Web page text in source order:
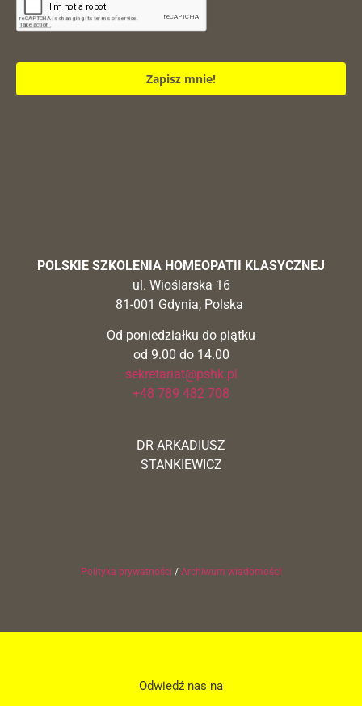
Zapisz mnie!
POLSKIE SZKOLENIA HOMEOPATII KLASYCZNEJ
ul. Wioślarska 16
81-001 Gdynia, Polska
Od poniedziałku do piątku
od 9.00 do 14.00
sekretariat@pshk.pl
+48 789 482 708
DR ARKADIUSZ
STANKIEWICZ
Polityka prywatności / Archiwum wiadomości
Odwiedź nas na